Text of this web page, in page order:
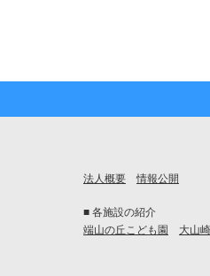
法人概要 情報公開
■ 各施設の紹介
端山の丘こども園
大山